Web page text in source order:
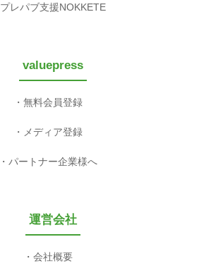
プレパブ支援NOKKETE
valuepress
無料会員登録
メディア登録
パートナー企業様へ
運営会社
会社概要